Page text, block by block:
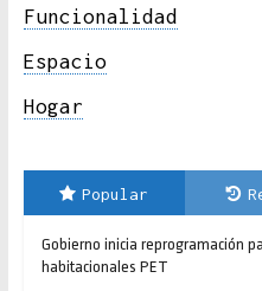
Funcionalidad
Espacio
Hogar
Popular
Gobierno inicia reprogramación
habitacionales PET